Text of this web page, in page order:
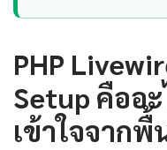
PHP
Setup คืออ
เข้าใจจากพื้